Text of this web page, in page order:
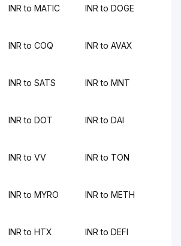
INR to MATIC INR to DOGE
INR to COQ INR to AVAX
INR to SATS INR to MNT
INR to DOT INR to DAI
INR to VV INR to TON
INR to MYRO INR to METH
INR to HTX INR to DEFI